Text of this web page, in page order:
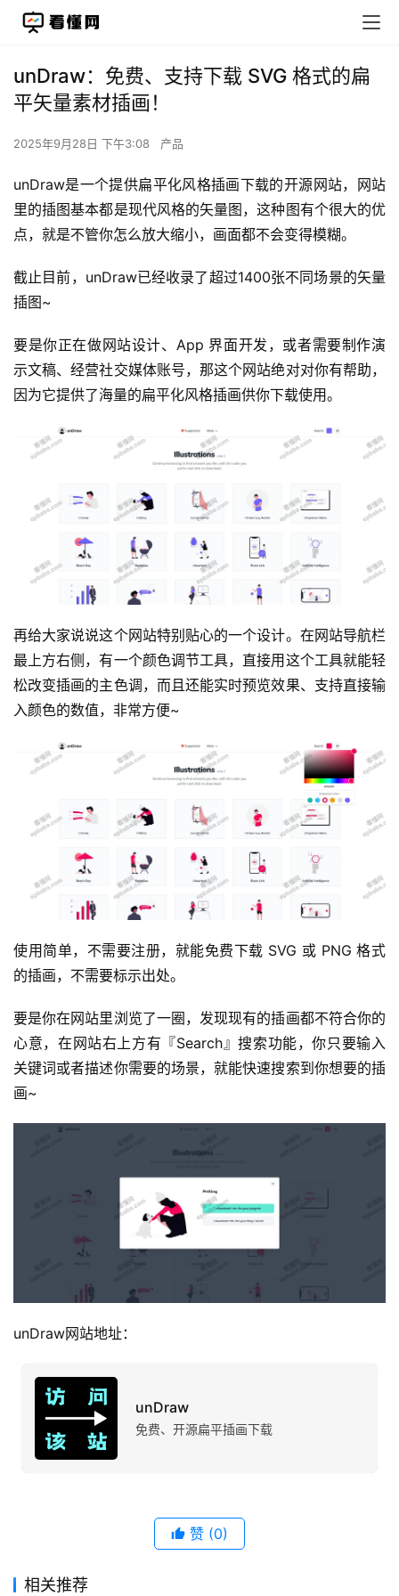
运
营
产
品
unDraw：免费、支持下载 SVG 格式的扁
平矢量素材插画！
2025年9月28日 下午3:08 产品
unDraw是一个提供扁平化风格插画下载的开源网站，网站
里的插图基本都是现代风格的矢量图，这种图有个很大的优
点，就是不管你怎么放大缩小，画面都不会变得模糊。
截止目前，unDraw已经收录了超过1400张不同场景的矢量
插图~
要是你正在做网站设计、App 界面开发，或者需要制作演
示文稿、经营社交媒体账号，那这个网站绝对对你有帮助，
因为它提供了海量的扁平化风格插画供你下载使用。
再给大家说说这个网站特别贴心的一个设计。在网站导航栏
最上方右侧，有一个颜色调节工具，直接用这个工具就能轻
松改变插画的主色调，而且还能实时预览效果、支持直接输
入颜色的数值，非常方便~
使用简单，不需要注册，就能免费下载 SVG 或 PNG 格式
的插画，不需要标示出处。
要是你在网站里浏览了一圈，发现现有的插画都不符合你的
心意，在网站右上方有『Search』搜索功能，你只要输入
关键词或者描述你需要的场景，就能快速搜索到你想要的插
画~
unDraw网站地址：
unDraw
免费、开源扁平插画下载
赞 (0)
相关推荐